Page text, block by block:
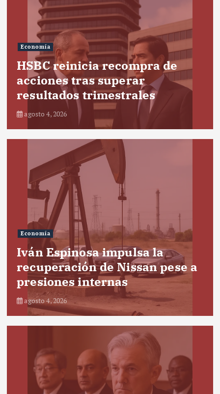
Economía
HSBC reinicia recompra de
acciones tras superar
resultados trimestrales
agosto 4, 2026
Economía
Iván Espinosa impulsa la
recuperación de Nissan pese a
presiones internas
agosto 4, 2026